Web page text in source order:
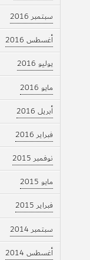
سبتمبر 2016
أغسطس 2016
يوليو 2016
مايو 2016
أبريل 2016
فبراير 2016
نوفمبر 2015
مايو 2015
فبراير 2015
سبتمبر 2014
أغسطس 2014